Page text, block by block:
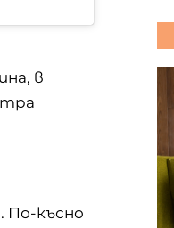
в
По-късно